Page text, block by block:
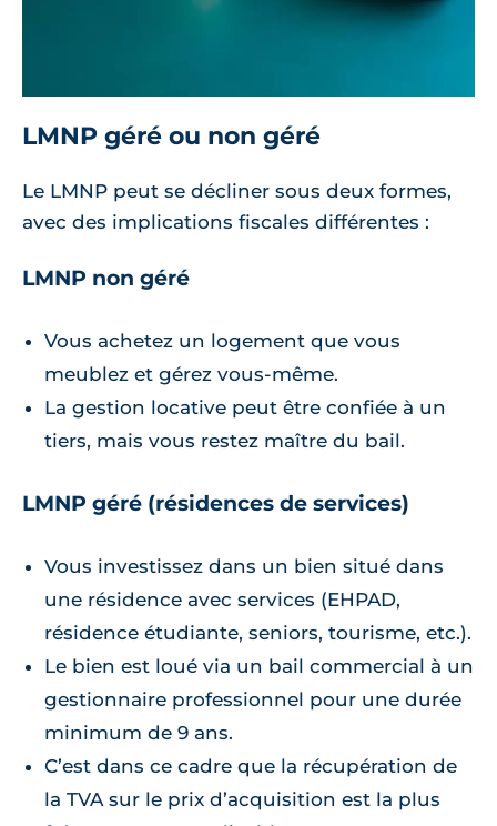
LMNP géré ou non géré
Le LMNP peut se décliner sous deux formes,
avec des implications fiscales différentes :
LMNP non géré
Vous achetez un logement que vous
meublez et gérez vous-même.
La gestion locative peut être confiée à un
tiers, mais vous restez maître du bail.
LMNP géré (résidences de services)
Vous investissez dans un bien situé dans
une résidence avec services (EHPAD,
résidence étudiante, seniors, tourisme, etc.).
Le bien est loué via un bail commercial à un
gestionnaire professionnel pour une durée
minimum de 9 ans.
C’est dans ce cadre que la récupération de
la TVA sur le prix d’acquisition est la plus